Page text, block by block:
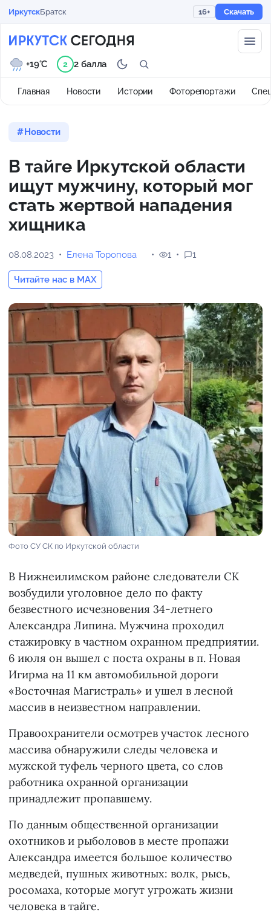
ИркутскБратск 16+ Скачать
Главная Новости Истории Фоторепортажи
+19°C 2 2 балла
Новости
В тайге Иркутской области
ищут мужчину, который мог
стать жертвой нападения
хищника
08.08.2023 Елена Торопова
Читайте нас в MAX
1 1
Фото СУ СК по Иркутской области
В Нижнеилимском районе следователи СК
возбудили уголовное дело по факту
безвестного исчезновения 34-летнего
Александра Липина. Мужчина проходил
стажировку в частном охранном предприятии.
6 июля он вышел с поста охраны в п. Новая
Игирма на 11 км автомобильной дороги
«Восточная Магистраль» и ушел в лесной
массив в неизвестном направлении.
Правоохранители осмотрев участок лесного
массива обнаружили следы человека и
мужской туфель черного цвета, со слов
работника охранной организации
принадлежит пропавшему.
По данным общественной организации
охотников и рыболовов в месте пропажи
Александра имеется большое количество
медведей, пушных животных: волк, рысь,
росомаха, которые могут угрожать жизни
человека в тайге.